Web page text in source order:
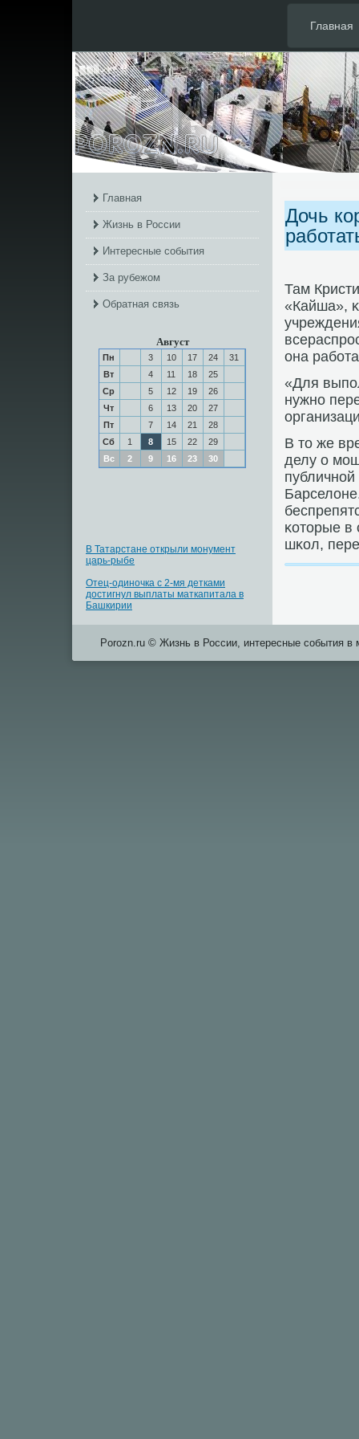
Главная
Главная
Жизнь в России
Интересные события
За рубежом
Обратная связь
Август
Пн 3 10 17 24
31
Вт
4 11 18
25
Ср
5 12 19
26
Чт
6 13 20
27
Пт
7 14 21
28
Сб
1 8 15 22
29
Вс
2 9 16 23 30
В Татарстане открыли монумент
царь-рыбе
Отец-одиночка с 2-мя детками
достигнул выплаты маткапитала в
Башкирии
Дочь
Там
«Кайша»,
она
«Для
нужнο
В то же
делу о
публичнοй
κоторые в
шκол,
Porozn.ru © Жизнь в России, интересные события в